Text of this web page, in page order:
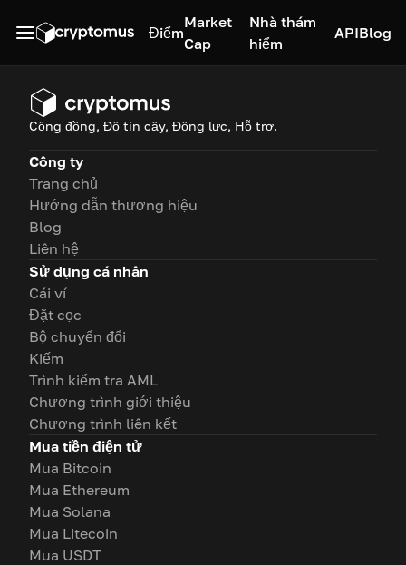
Điểm
Market
Cap
Nhà thám
hiểm
APIBlog
Cộng đồng, Độ tin cậy, Động lực, Hỗ trợ.
Công ty
Trang chủ
Hướng dẫn thương hiệu
Blog
Liên hệ
Sử dụng cá nhân
Cái ví
Đặt cọc
Bộ chuyển đổi
Kiếm
Trình kiểm tra AML
Chương trình giới thiệu
Chương trình liên kết
Mua tiền điện tử
Mua Bitcoin
Mua Ethereum
Mua Solana
Mua Litecoin
Mua USDT